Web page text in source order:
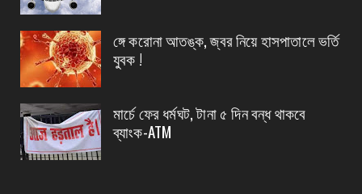
নৈপুর গ্রাম পঞ্চায়েতে বিজেপির নতুন বোর্ড গঠন, প্রধান
পদে মদ...
ঙ্গে করোনা আতঙ্ক, জ্বর নিয়ে হাসপাতালে ভর্তি
যুবক !
মার্চে ফের ধর্মঘট, টানা ৫ দিন বন্ধ থাকবে
ব্যাংক-ATM